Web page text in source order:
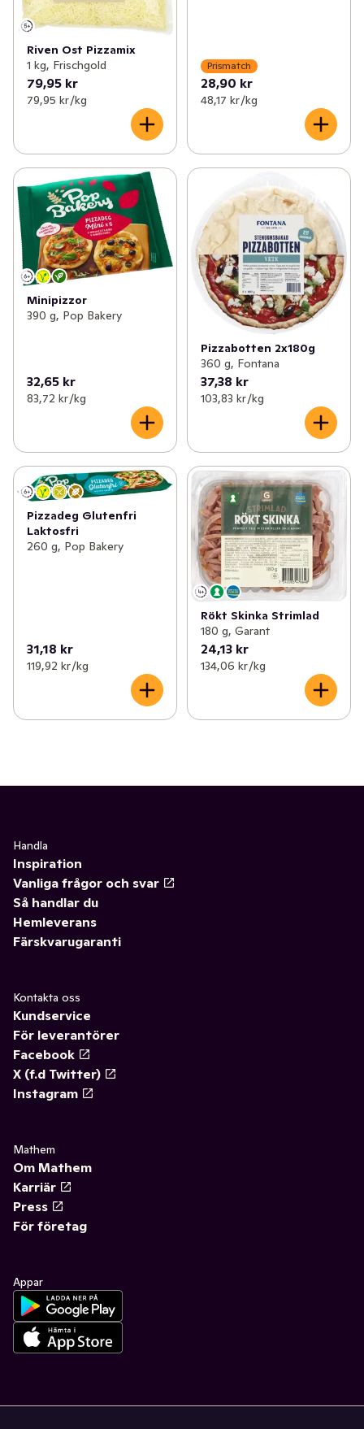
Riven Ost Pizzamix
1 kg, Frischgold
79,95 kr
79,95 kr /kg
Prismatch
28,90 kr
48,17 kr /kg
Minipizzor
390 g, Pop Bakery
32,65 kr
83,72 kr /kg
Pizzabotten 2x180g
360 g, Fontana
37,38 kr
103,83 kr /kg
Pizzadeg Glutenfri
Laktosfri
260 g, Pop Bakery
31,18 kr
119,92 kr /kg
Rökt Skinka Strimlad
180 g, Garant
24,13 kr
134,06 kr /kg
Handla
Inspiration
Vanliga frågor och svar
Så handlar du
Hemleverans
Färskvarugaranti
Kontakta oss
Kundservice
För leverantörer
Facebook
X (f.d Twitter)
Instagram
Mathem
Om Mathem
Karriär
Press
För företag
Appar